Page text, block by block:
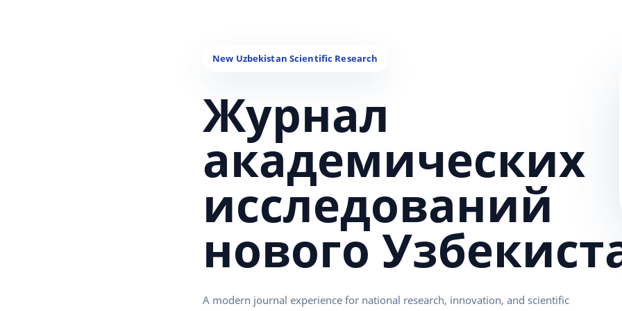
Журнал
академических
исследований
нового